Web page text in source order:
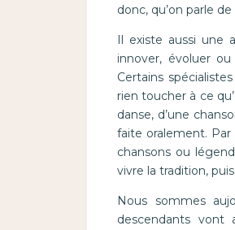
donc, qu’on parle
Il existe aussi
innover, évoluer
Certains
rien toucher à ce
danse, d’une
faite oralement.
chansons ou
vivre la tradition,
Nous sommes
descendants vont